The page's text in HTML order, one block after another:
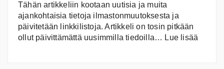
Tähän artikkeliin kootaan uutisia ja muita
ajankohtaisia tietoja ilmastonmuutoksesta ja
päivitetään linkkilistoja. Artikkeli on tosin pitkään
ollut päivittämättä uusimmilla tiedoilla… Lue lisää